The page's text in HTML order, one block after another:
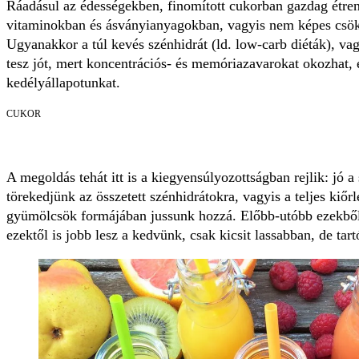
Ráadásul az édességekben, finomított cukorban gazdag
vitaminokban és ásványianyagokban, vagyis nem képes
Ugyanakkor a túl kevés szénhidrát (ld. low-carb diéták),
tesz jót, mert koncentrációs- és memóriazavarokat okozhat,
kedélyállapotunkat.
CUKOR
A megoldás tehát itt is a kiegyensúlyozottságban rejlik: jó
törekedjünk az összetett szénhidrátokra, vagyis a teljes
gyümölcsök formájában jussunk hozzá. Előbb-utóbb
ezektől is jobb lesz a kedvünk, csak kicsit lassabban, de